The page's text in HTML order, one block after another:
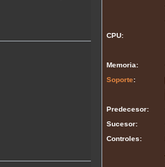
CPU:
Memoria:
Soporte:
Predecesor:
Sucesor:
Controles: